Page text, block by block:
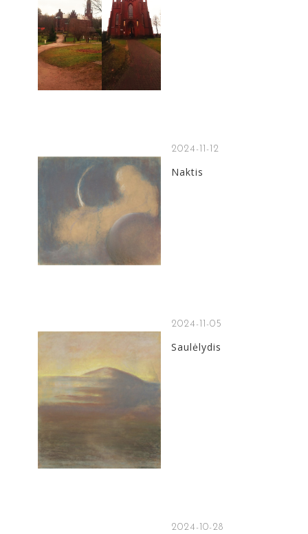
2024-11-12
Naktis
2024-11-05
Saulėlydis
2024-10-28